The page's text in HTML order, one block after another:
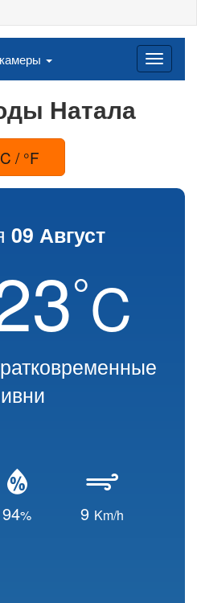
Натала
/ °F
09 Август
°C
94% 9 Km/h